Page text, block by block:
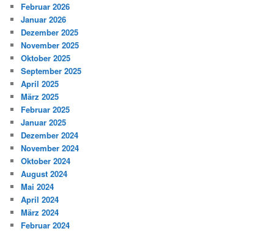
Februar 2026
Januar 2026
Dezember 2025
November 2025
Oktober 2025
September 2025
April 2025
März 2025
Februar 2025
Januar 2025
Dezember 2024
November 2024
Oktober 2024
August 2024
Mai 2024
April 2024
März 2024
Februar 2024